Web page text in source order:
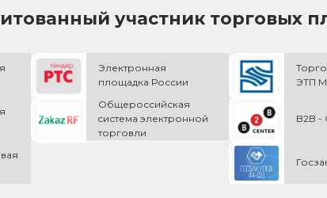
участник торговых
Электронная
площадка России
ЭТП
Общероссийская
cистема электронной
торговли
B2B -